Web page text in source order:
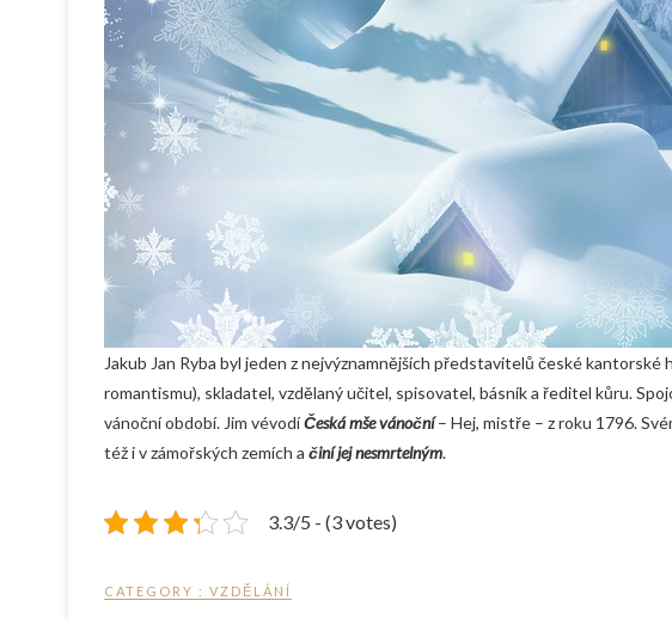
Jakub Jan Ryba byl jeden z nejvýznamnějších představitelů české
romantismu), skladatel, vzdělaný učitel, spisovatel, básník a ředitel kůru.
vánoční období. Jim vévodíČeská mše vánoční– Hej, mistře – z roku 1796.
též i v zámořských zemích a činí jej nesmrtelným.
3.3/5 - (3 votes)
CATEGORY : VZDĚLÁNÍ